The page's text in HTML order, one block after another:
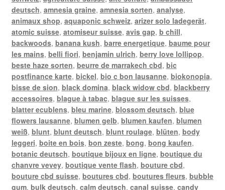
deutsch, amnesia graine, amnesia sorten, analyse,
animaux shop, aquaponic schweiz, arizer solo ladegerät,
atomic suisse, atomiseur suisse, avis gap, b chill,
backwoods, banana kush, barre energetique, baume pour
les mains, belli fiori, benjamin ulrich, berry love lollipop,
beste haze sorten, beurre de marrakech cbd, bic
postfinance karte, bickel, bio c bon lausanne, biokonopia,
bisse de sion, black domina, black widow cbd, blackberry
accessoires, blague à tabac, blague sur les suisses,
blatter ecublens, bleu marine, blossom deutsch, blue
flowers lausanne, blumen gelb, blumen kaufen, blumen
weiß, blunt, blunt deutsch, blunt roulage, blüten, body
leggeri, boite en bois, bon zeste, bong, bong kaufen,
botanic deutsch, boutique bijoux en ligne, boutique du
chanvre vevey, boutique vente flash, bouture cbd,
bouture cbd suisse, boutures cbd, boutures fleurs, bubble
gum, bulk deutsch, calm deutsch, canal suisse, candy